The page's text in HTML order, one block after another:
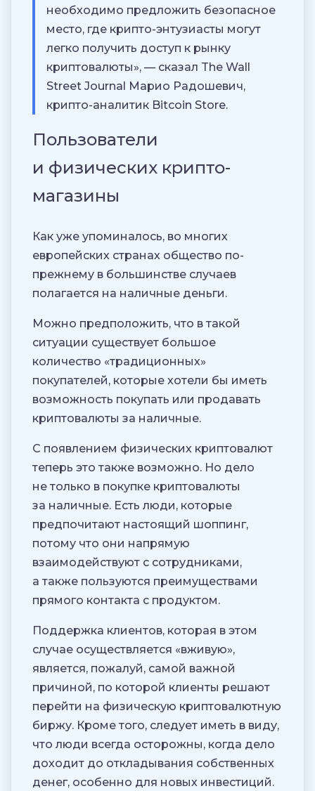
необходимо предложить безопасное
место, где крипто-энтузиасты могут
легко получить доступ к рынку
криптовалюты», — сказал The Wall
Street Journal Марио Радошевич,
крипто-аналитик Bitcoin Store.
Пользователи
и физических крипто-
магазины
Как уже упоминалось, во многих
европейских странах общество по-
прежнему в большинстве случаев
полагается на наличные деньги.
Можно предположить, что в такой
ситуации существует большое
количество «традиционных»
покупателей, которые хотели бы иметь
возможность покупать или продавать
криптовалюты за наличные.
С появлением физических криптовалют
теперь это также возможно. Но дело
не только в покупке криптовалюты
за наличные. Есть люди, которые
предпочитают настоящий шоппинг,
потому что они напрямую
взаимодействуют с сотрудниками,
а также пользуются преимуществами
прямого контакта с продуктом.
Поддержка клиентов, которая в этом
случае осуществляется «вживую»,
является, пожалуй, самой важной
причиной, по которой клиенты решают
перейти на физическую криптовалютную
биржу. Кроме того, следует иметь в виду,
что люди всегда осторожны, когда дело
доходит до откладывания собственных
денег, особенно для новых инвестиций.